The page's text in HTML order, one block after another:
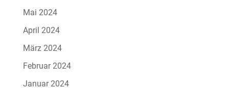
Mai 2024
April 2024
März 2024
Februar 2024
Januar 2024